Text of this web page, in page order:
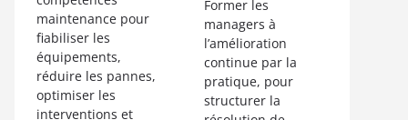
maintenance pour
fiabiliser les
équipements,
réduire les pannes,
optimiser les
interventions et
Former les
managers à
l’amélioration
continue par la
pratique, pour
structurer la